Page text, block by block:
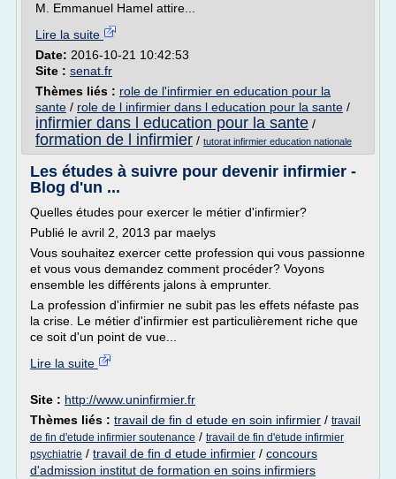
M. Emmanuel Hamel attire...
Lire la suite
Date: 2016-10-21 10:42:53
Site : senat.fr
Thèmes liés : role de l'infirmier en education pour la
sante / role de l infirmier dans l education pour la sante /
infirmier dans l education pour la sante /
formation de l infirmier / tutorat infirmier education nationale
Les études à suivre pour devenir infirmier -
Blog d'un ...
Quelles études pour exercer le métier d'infirmier?
Publié le avril 2, 2013 par maelys
Vous souhaitez exercer cette profession qui vous passionne
et vous vous demandez comment procéder? Voyons
ensemble les différents jalons à emprunter.
La profession d'infirmier ne subit pas les effets néfaste pas
la crise. Le métier d'infirmier est particulièrement riche que
ce soit d'un point de vue...
Lire la suite
Site : http://www.uninfirmier.fr
Thèmes liés : travail de fin d etude en soin infirmier / travail
de fin d'etude infirmier soutenance / travail de fin d'etude infirmier
psychiatrie / travail de fin d etude infirmier / concours
d'admission institut de formation en soins infirmiers